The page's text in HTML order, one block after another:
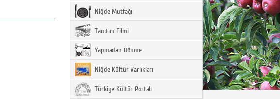
Niğde Mutfağı
Tanıtım Filmi
Yapmadan Dönme
Niğde Kültür Varlıkları
Türkiye Kültür Portalı